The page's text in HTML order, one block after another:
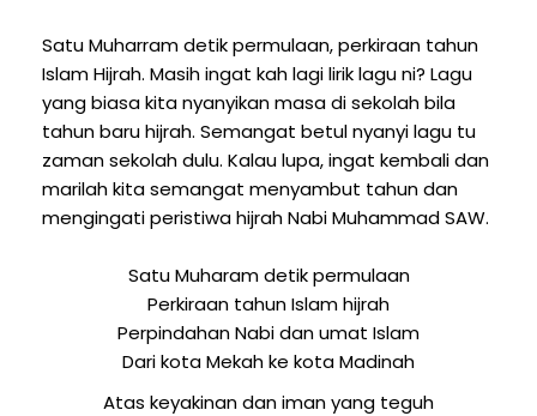
Satu Muharram detik permulaan, perkiraan tahun
Islam Hijrah. Masih ingat kah lagi lirik lagu ni? Lagu
yang biasa kita nyanyikan masa di sekolah bila
tahun baru hijrah. Semangat betul nyanyi lagu tu
zaman sekolah dulu. Kalau lupa, ingat kembali dan
marilah kita semangat menyambut tahun dan
mengingati peristiwa hijrah Nabi Muhammad SAW.
Satu Muharam detik permulaan
Perkiraan tahun Islam hijrah
Perpindahan Nabi dan umat Islam
Dari kota Mekah ke kota Madinah
Atas keyakinan dan iman yang teguh